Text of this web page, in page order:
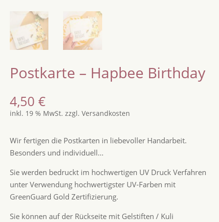
Postkarte – Hapbee Birthday
4,50 €
inkl. 19 % MwSt. zzgl. Versandkosten
Wir fertigen die Postkarten in liebevoller Handarbeit.
Besonders und individuell…
Sie werden bedruckt im hochwertigen UV Druck Verfahren
unter Verwendung hochwertigster UV-Farben mit
GreenGuard Gold Zertifizierung.
Sie können auf der Rückseite mit Gelstiften / Kuli